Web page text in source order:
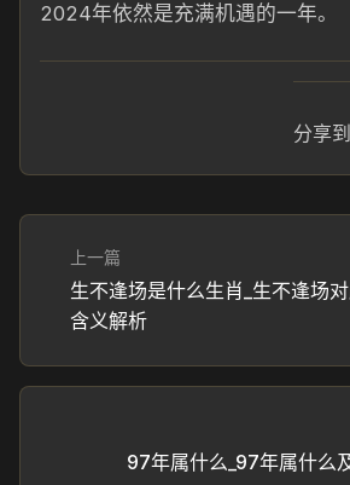
2024年依然是充满机遇的一年。
分享到
上一篇
生不逢场是什么生肖_生不逢场
含义解析
97年属什么_97年属什么